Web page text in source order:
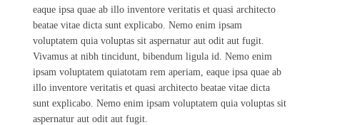
eaque ipsa quae ab illo inventore veritatis et quasi architecto
beatae vitae dicta sunt explicabo. Nemo enim ipsam
voluptatem quia voluptas sit aspernatur aut odit aut fugit.
Vivamus at nibh tincidunt, bibendum ligula id. Nemo enim
ipsam voluptatem quiatotam rem aperiam, eaque ipsa quae ab
illo inventore veritatis et quasi architecto beatae vitae dicta
sunt explicabo. Nemo enim ipsam voluptatem quia voluptas sit
aspernatur aut odit aut fugit.